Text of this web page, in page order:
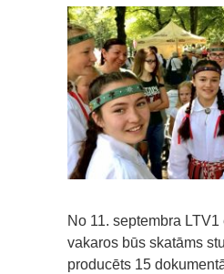
No 11. septembra
vakaros būs skatāms
producēts 15